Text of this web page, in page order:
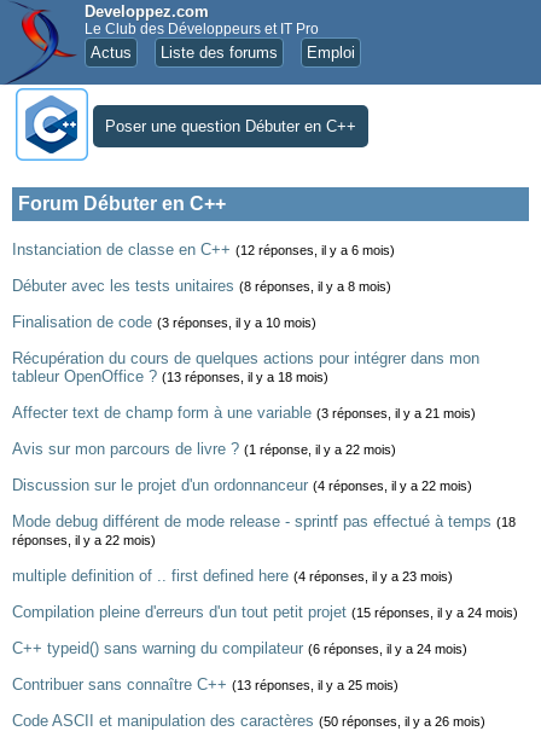
Developpez.com
Le Club des Développeurs et IT Pro
Actus Liste des forums Emploi
Poser une question Débuter en C++
Forum Débuter en C++
Instanciation de classe en C++ (12 réponses, il y a 6 mois)
Débuter avec les tests unitaires (8 réponses, il y a 8 mois)
Finalisation de code (3 réponses, il y a 10 mois)
Récupération du cours de quelques actions pour intégrer dans mon
tableur OpenOffice ? (13 réponses, il y a 18 mois)
Affecter text de champ form à une variable (3 réponses, il y a 21 mois)
Avis sur mon parcours de livre ? (1 réponse, il y a 22 mois)
Discussion sur le projet d'un ordonnanceur (4 réponses, il y a 22 mois)
Mode debug différent de mode release - sprintf pas effectué à temps (18
réponses, il y a 22 mois)
multiple definition of .. first defined here (4 réponses, il y a 23 mois)
Compilation pleine d'erreurs d'un tout petit projet (15 réponses, il y a 24 mois)
C++ typeid() sans warning du compilateur (6 réponses, il y a 24 mois)
Contribuer sans connaître C++ (13 réponses, il y a 25 mois)
Code ASCII et manipulation des caractères (50 réponses, il y a 26 mois)